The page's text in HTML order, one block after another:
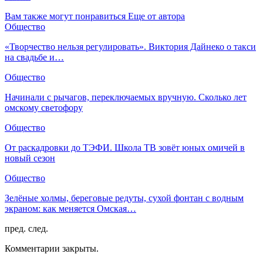
Вам также могут понравиться Еще от автора
Общество
«Творчество нельзя регулировать». Виктория Дайнеко о такси
на свадьбе и…
Общество
Начинали с рычагов, переключаемых вручную. Сколько лет
омскому светофору
Общество
От раскадровки до ТЭФИ. Школа ТВ зовёт юных омичей в
новый сезон
Общество
Зелёные холмы, береговые редуты, сухой фонтан с водным
экраном: как меняется Омская…
пред. след.
Комментарии закрыты.